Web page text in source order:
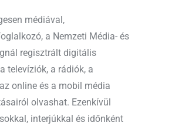
médiával,
a Nemzeti Média- és
regisztrált digitális
televíziók, a rádiók, a
online és a mobil média
olvashat. Ezenkívül
interjúkkal és időnként